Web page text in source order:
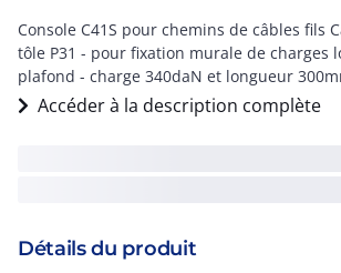
Console C41S pour chemins de câbles fils
tôle P31 - pour fixation murale de charges
plafond - charge 340daN et longueur
Accéder à la description complète
Détails du produit